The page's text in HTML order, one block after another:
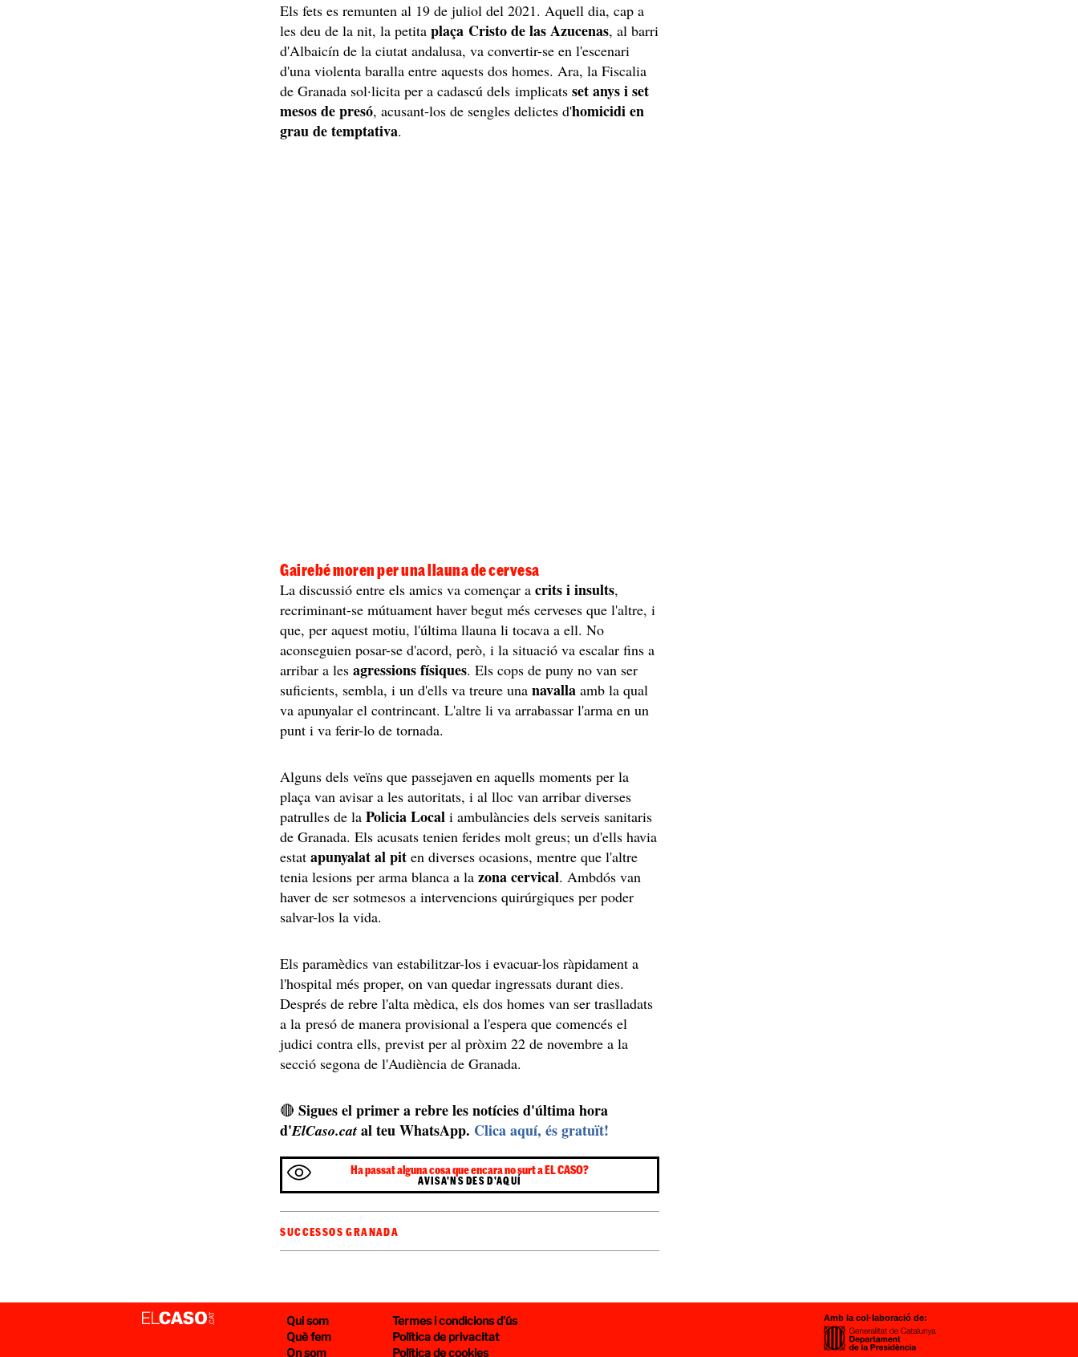
Els fets es remunten al 19 de juliol del 2021. Aquell dia, cap a
les deu de la nit, la petita plaça Cristo de las Azucenas, al barri
d'Albaicín de la ciutat andalusa, va convertir-se en l'escenari
d'una violenta baralla entre aquests dos homes. Ara, la Fiscalia
de Granada sol·licita per a cadascú dels implicatsset anys i set
mesos de presó, acusant-los de sengles delictes d'homicidi en
grau de temptativa.
Gairebé moren per una llauna de cervesa
La discussió entre els amics va començar acrits i insults,
recriminant-se mútuament haver begut més cerveses que l'altre, i
que, per aquest motiu, l'última llauna li tocava a ell. No
aconseguien posar-se d'acord, però, i la situació va escalar fins a
arribar a lesagressions físiques. Els cops de puny no van ser
suficients, sembla, i un d'ells va treure unanavalla amb la qual
va apunyalar el contrincant. L'altre li va arrabassar l'arma en un
punt i va ferir-lo de tornada.
Alguns dels veïns que passejaven en aquells moments per la
plaça van avisar a les autoritats, i al lloc van arribar diverses
patrulles de laPolicia Locali ambulàncies dels serveis sanitaris
de Granada. Els acusats tenien ferides molt greus; un d'ells havia
estatapunyalat al pit en diverses ocasions, mentre que l'altre
tenia lesions per arma blanca a lazona cervical. Ambdós van
haver de ser sotmesos a intervencions quirúrgiques per poder
salvar-los la vida.
Els paramèdics van estabilitzar-los i evacuar-los ràpidament a
l'hospital més proper, on van quedar ingressats durant dies.
Després de rebre l'alta mèdica, els dos homes van ser traslladats
a la presó de manera provisional a l'espera que comencés el
judici contra ells, previst per al pròxim 22 de novembre a la
secció segona de l'Audiència de Granada.
🔴Sigues el primer a rebre les notícies d'última hora
d'ElCaso.cat al teu WhatsApp. Clica aquí, és gratuït!
Ha passat alguna cosa que encara no surt a EL CASO?
AVISA'NS DES D'AQUÍ
SUCCESSOS GRANADA
Qui som
Què fem
On som
Termes i condicions d’ús
Política de privacitat
Política de cookies
Amb la col·laboració de: